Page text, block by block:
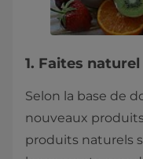
1. Faites naturel
Selon la base de
nouveaux
produits naturels